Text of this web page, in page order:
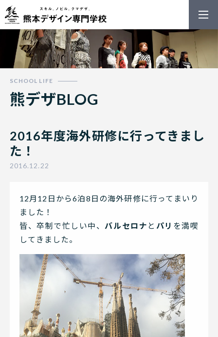
熊本デザイン
熊デザBLOG
2016年度海外研修に行ってきまし
た！
2016.12.22
12月12日から6泊8日の海外研修に行ってまいり
ました！
皆、卒制で忙しい中、 バルセロナ と パリ を満喫
してきました。